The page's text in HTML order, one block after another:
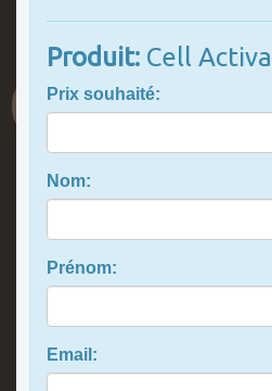
Produit: Cell
Prix souhaité:
Nom:
Prénom:
Email: